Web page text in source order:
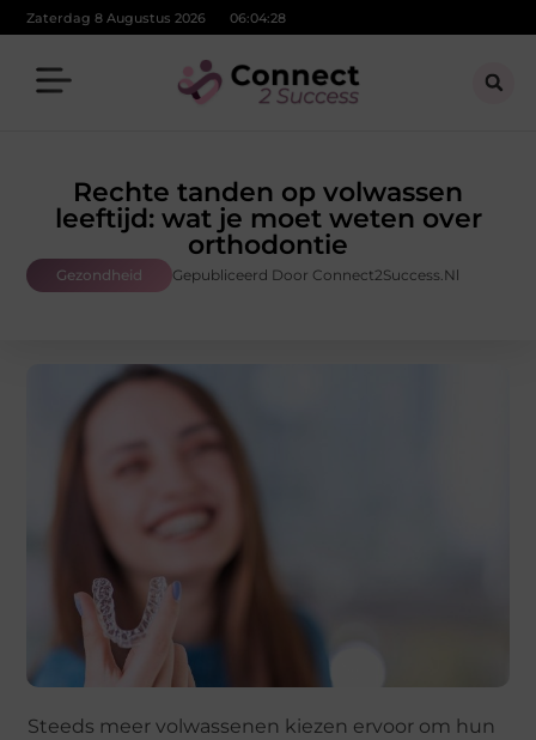
Zaterdag 8 Augustus 2026 06:04:29
Rechte tanden op volwassen
leeftijd: wat je moet weten over
orthodontie
Gezondheid Gepubliceerd Door Connect2Success.nl
Steeds meer volwassenen kiezen ervoor om hun